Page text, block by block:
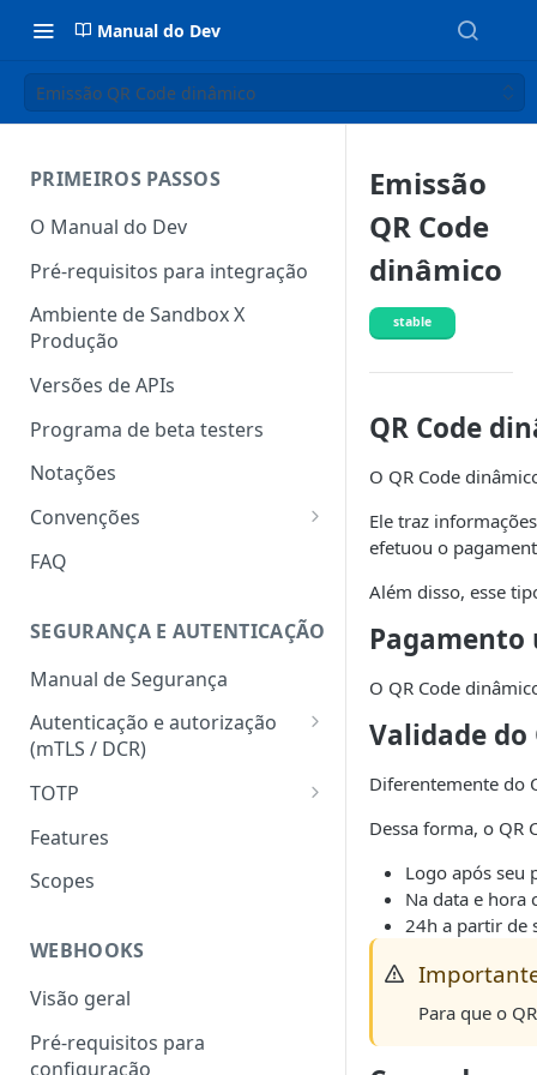
Manual do Dev
Emissão QR Code dinâmico
PRIMEIROS PASSOS
O Manual do Dev
Pré-requisitos para integração
Ambiente de Sandbox X
Produção
Versões de APIs
Programa de beta testers
Notações
Convenções
HATEOAS
(Idempotency-key)
Status codes
Erros
FAQ
SEGURANÇA E AUTENTICAÇÃO
Manual de Segurança
Autenticação e autorização
(mTLS / DCR)
Token para gerar certificado
Registro dinâmico de client
(autenticação com mTLS)
TOTP
Geração do hash e do código
Validação do hash e do código
Features
Scopes
WEBHOOKS
Visão geral
Pré-requisitos para
configuração
Emissão
QR Code
dinâmico
stable
QR Code
O QR Code
Ele traz
efetuou o
Além disso, esse
Pagamento
O QR Code
Validade do
Diferentemente do
Dessa forma, o QR
Logo após seu
Na data e hora
24h a partir de
Para que o